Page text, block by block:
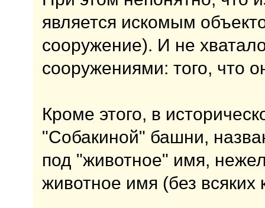
является искомым
сооружение). И не
сооружениями: того, что
Кроме этого, в
"Собакиной" башни,
под "животное" имя,
животное имя (без всяких